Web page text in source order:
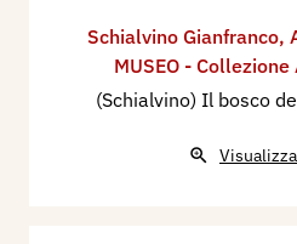
Schialvino ​Gianfranco,
MUSEO -
(Schialvino) Il bosco